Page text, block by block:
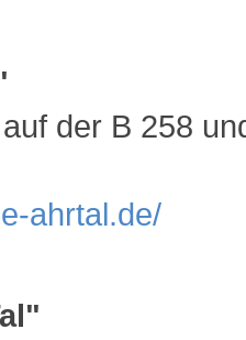
der B 258
ahrtal.de/